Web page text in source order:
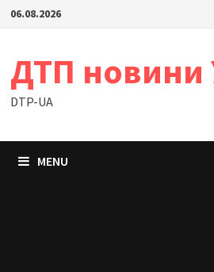
Skip06.08.2026
ДТП новини
DTP-UA
MENU